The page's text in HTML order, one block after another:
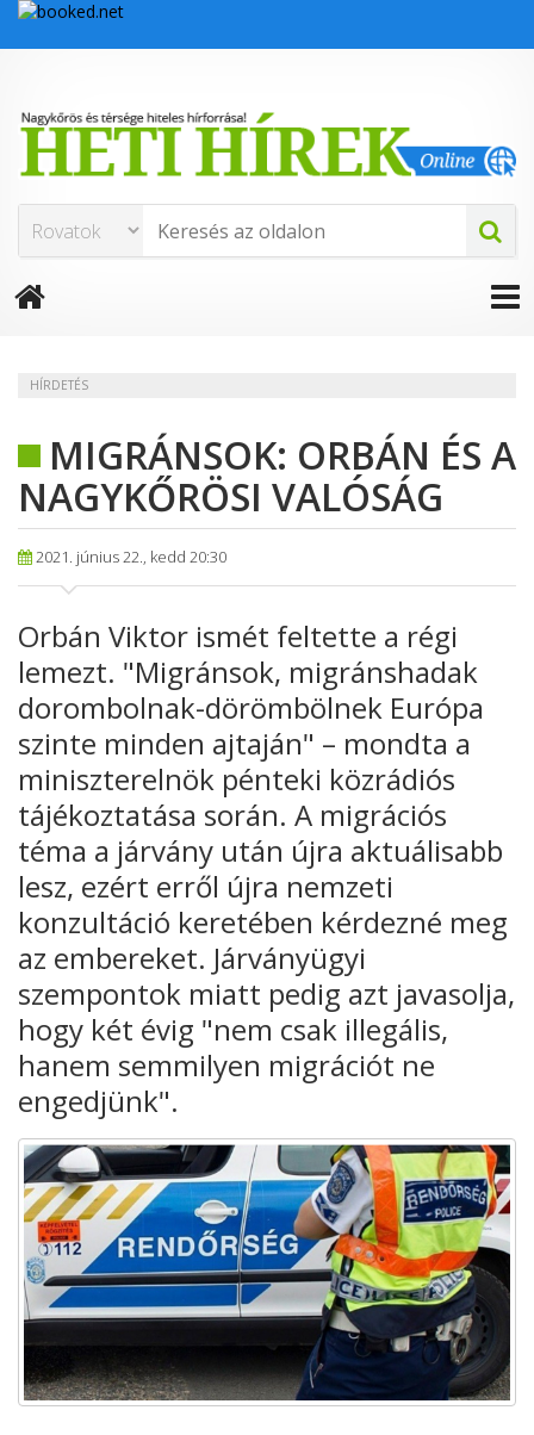
HÍRDETÉS
MIGRÁNSOK: ORBÁN ÉS A
NAGYKŐRÖSI VALÓSÁG
2021. június 22., kedd 20:30
Orbán Viktor ismét feltette a régi
lemezt. "Migránsok, migránshadak
dorombolnak-dörömbölnek Európa
szinte minden ajtaján" – mondta a
miniszterelnök pénteki közrádiós
tájékoztatása során. A migrációs
téma a járvány után újra aktuálisabb
lesz, ezért erről újra nemzeti
konzultáció keretében kérdezné meg
az embereket. Járványügyi
szempontok miatt pedig azt javasolja,
hogy két évig "nem csak illegális,
hanem semmilyen migrációt ne
engedjünk".